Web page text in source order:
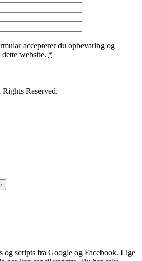
accepterer du opbevaring og
website. *
Reserved.
og scripts fra Google og Facebook. Lige